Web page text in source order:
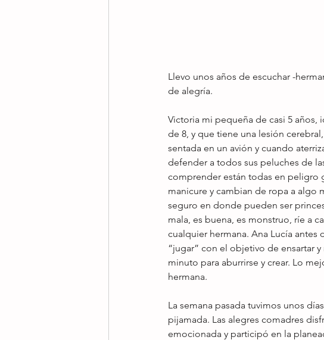
Llevo unos años de escuchar -
de alegría.
Victoria mi pequeña de casi 5 años,
de 8, y que tiene una lesión
sentada en un avión y cuando
defender a todos sus peluches de
comprender están todas en peligro
manicure y cambian de ropa a algo
seguro en donde pueden ser
mala, es buena, es monstruo, ríe a
cualquier hermana. Ana Lucía
“jugar” con el objetivo de ensartar
minuto para aburrirse y crear. Lo
hermana.
La semana pasada tuvimos unos
pijamada. Las alegres comadres
emocionada y participó en la